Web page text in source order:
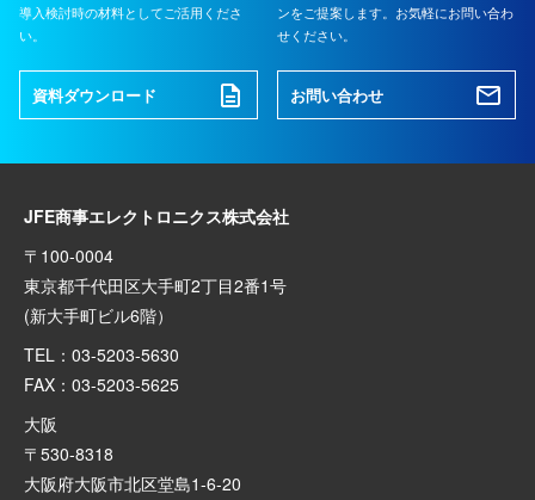
導入検討時の材料としてご活用くださ
い。
資料ダウンロード
ンをご提案します。お気軽にお問い合わ
せください。
お問い合わせ
JFE商事エレクトロニクス株式会社
〒100-0004
東京都千代田区大手町2丁目2番1号
(新大手町ビル6階）
TEL：03-5203-5630
FAX：03-5203-5625
大阪
〒530-8318
大阪府大阪市北区堂島1-6-20